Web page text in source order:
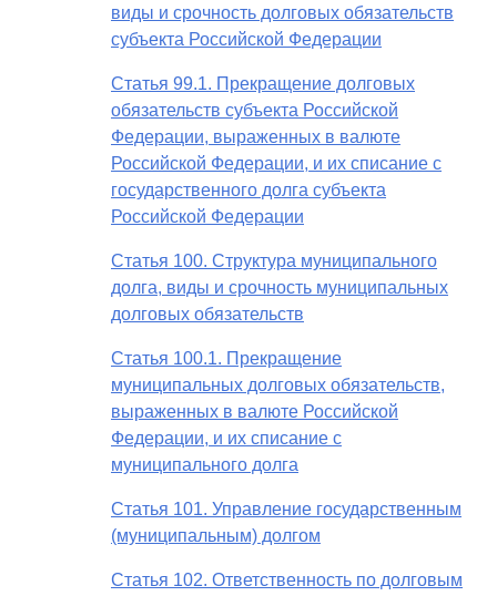
виды и срочность долговых обязательств
субъекта Российской Федерации
Статья 99.1. Прекращение долговых
обязательств субъекта Российской
Федерации, выраженных в валюте
Российской Федерации, и их списание с
государственного долга субъекта
Российской Федерации
Статья 100. Структура муниципального
долга, виды и срочность муниципальных
долговых обязательств
Статья 100.1. Прекращение
муниципальных долговых обязательств,
выраженных в валюте Российской
Федерации, и их списание с
муниципального долга
Статья 101. Управление государственным
(муниципальным) долгом
Статья 102. Ответственность по долговым